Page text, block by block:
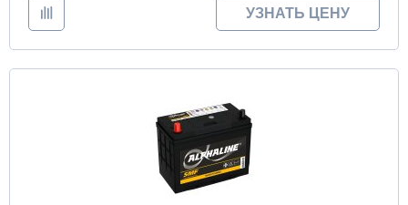
УЗНАТЬ ЦЕНУ